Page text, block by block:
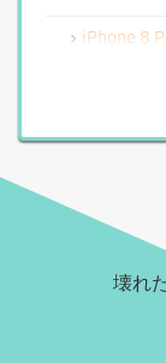
Android水
Android
Androidロ
Android
iPhone 8
iPhone XR
iPhone
壊れ